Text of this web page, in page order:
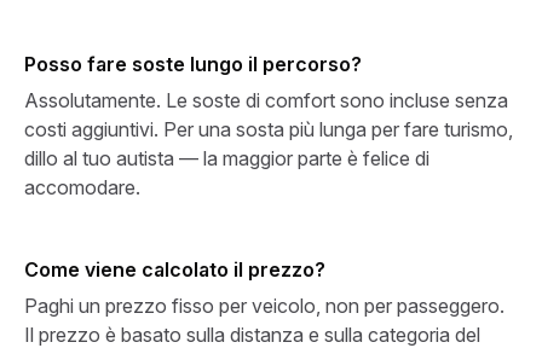
Posso fare soste lungo il percorso?
Assolutamente. Le soste di comfort sono incluse senza
costi aggiuntivi. Per una sosta più lunga per fare turismo,
dillo al tuo autista — la maggior parte è felice di
accomodare.
Come viene calcolato il prezzo?
Paghi un prezzo fisso per veicolo, non per passeggero.
Il prezzo è basato sulla distanza e sulla categoria del